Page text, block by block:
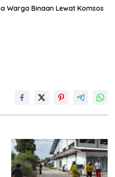
Warga Binaan Lewat Komsos